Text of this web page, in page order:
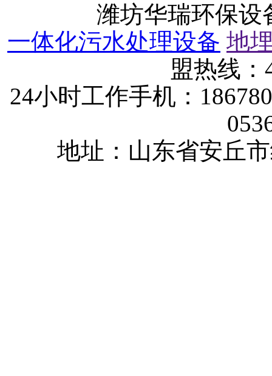
潍坊华瑞环保
一体化污水处理设备 地
盟热线
24小时工作手机：
地址：山东省安丘